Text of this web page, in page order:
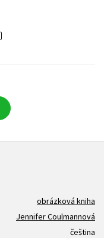
obrázková kniha
Jennifer Coulmannová
čeština